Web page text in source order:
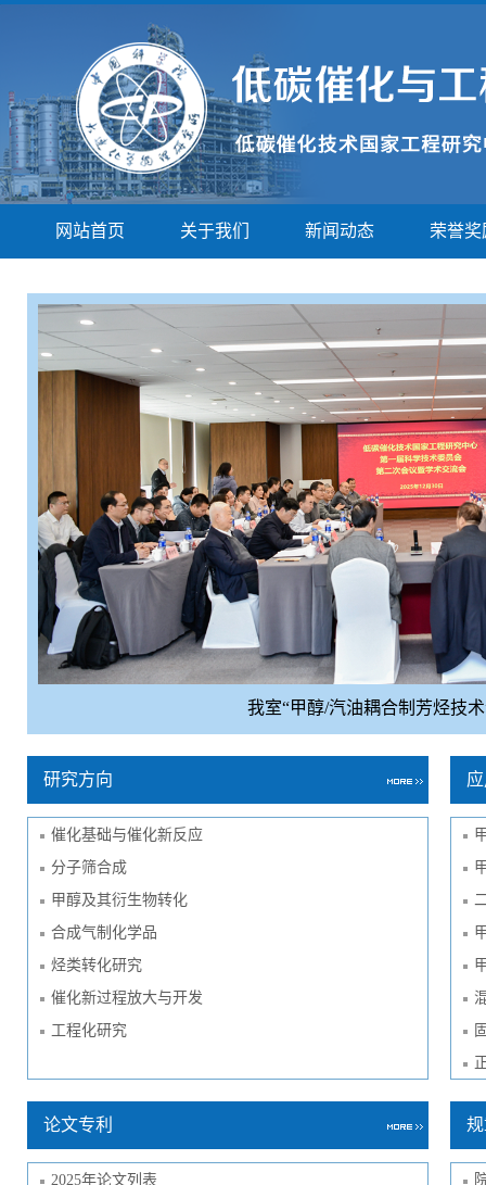
网站首页 关于我们 新闻动态 荣誉奖
我室“甲醇/汽油耦合制芳烃技
研究方向
催化基础与催化新反应
分子筛合成
甲醇及其衍生物转化
合成气制化学品
烃类转化研究
催化新过程放大与开发
工程化研究
论文专利
2025年论文列表